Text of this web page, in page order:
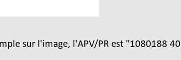
sur l'image, l'APV/PR est "1080188